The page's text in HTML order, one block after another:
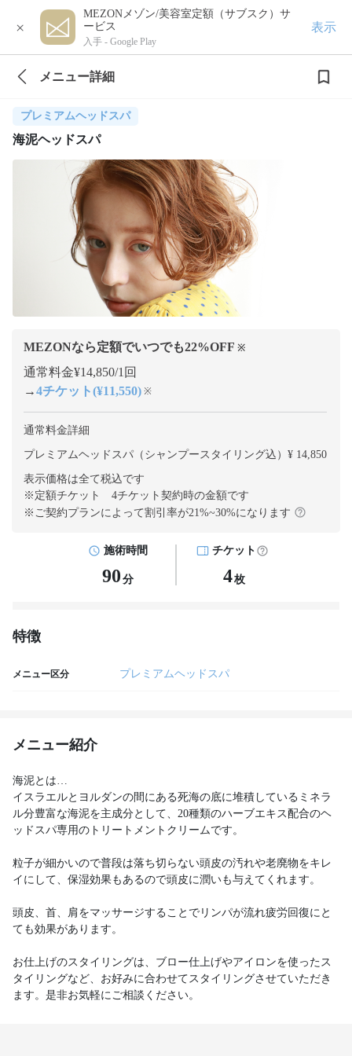
×
MEZONメゾン/美容室定額（サブスク）サ
ービス
入手 - Google Play
表示
メニュー詳細
プレミアムヘッドスパ
海泥ヘッドスパ
MEZONなら定額でいつでも22%OFF ※
通常料金¥14,850/1回
→4チケット(¥11,550) ※
通常料金詳細
プレミアムヘッドスパ（シャンプースタイリング込）¥ 14,850
表示価格は全て税込です
※定額チケット 4チケット契約時の金額です
※ご契約プランによって割引率が21%~30%になります
施術時間
90 分
チケット
4枚
特徴
メニュー区分 プレミアムヘッドスパ
メニュー紹介
海泥とは…
イスラエルとヨルダンの間にある死海の底に堆積しているミネラ
ル分豊富な海泥を主成分として、20種類のハーブエキス配合のヘ
ッドスパ専用のトリートメントクリームです。
粒子が細かいので普段は落ち切らない頭皮の汚れや老廃物をキレ
イにして、保湿効果もあるので頭皮に潤いも与えてくれます。
頭皮、首、肩をマッサージすることでリンパが流れ疲労回復にと
ても効果があります。
お仕上げのスタイリングは、ブロー仕上げやアイロンを使ったス
タイリングなど、お好みに合わせてスタイリングさせていただき
ます。是非お気軽にご相談ください。